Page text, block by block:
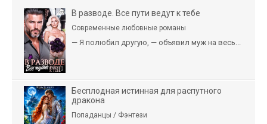
В разводе. Все пути ведут к тебе
Современные любовные романы
— Я полюбил другую, — объявил муж на весь...
Бесплодная истинная для распутного
дракона
Попаданцы / Фэнтези